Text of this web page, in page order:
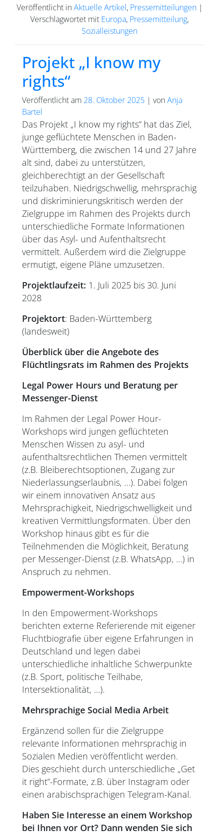
Veröffentlicht inAktuelle Artikel, Pressemitteilungen|
Verschlagwortet mit Europa, Pressemitteilung,
Sozialleistungen
Projekt „I know my
rights“
Veröffentlicht am 28. Oktober 2025 | vonAnja
Bartel
Das Projekt „I know my rights“ hat das Ziel,
junge geflüchtete Menschen in Baden-
Württemberg, die zwischen 14 und 27 Jahre
alt sind, dabei zu unterstützen,
gleichberechtigt an der Gesellschaft
teilzuhaben. Niedrigschwellig, mehrsprachig
und diskriminierungskritisch werden der
Zielgruppe im Rahmen des Projekts durch
unterschiedliche Formate Informationen
über das Asyl- und Aufenthaltsrecht
vermittelt. Außerdem wird die Zielgruppe
ermutigt, eigene Pläne umzusetzen.
Projektlaufzeit: 1. Juli 2025 bis 30. Juni
2028
Projektort: Baden-Württemberg
(landesweit)
Überblick über die Angebote des
Flüchtlingsrats im Rahmen des Projekts
Legal Power Hours und Beratung per
Messenger-Dienst
Im Rahmen der Legal Power Hour-
Workshops wird jungen geflüchteten
Menschen Wissen zu asyl- und
aufenthaltsrechtlichen Themen vermittelt
(z.B. Bleiberechtsoptionen, Zugang zur
Niederlassungserlaubnis, …). Dabei folgen
wir einem innovativen Ansatz aus
Mehrsprachigkeit, Niedrigschwelligkeit und
kreativen Vermittlungsformaten. Über den
Workshop hinaus gibt es für die
Teilnehmenden die Möglichkeit, Beratung
per Messenger-Dienst (z.B. WhatsApp, …) in
Anspruch zu nehmen.
Empowerment-Workshops
In den Empowerment-Workshops
berichten externe Referierende mit eigener
Fluchtbiografie über eigene Erfahrungen in
Deutschland und legen dabei
unterschiedliche inhaltliche Schwerpunkte
(z.B. Sport, politische Teilhabe,
Intersektionalität, …).
Mehrsprachige Social Media Arbeit
Ergänzend sollen für die Zielgruppe
relevante Informationen mehrsprachig in
Sozialen Medien veröffentlicht werden.
Dies geschieht durch unterschiedliche „Get
it right“-Formate, z.B. über Instagram oder
einen arabischsprachigen Telegram-Kanal.
Haben Sie Interesse an einem Workshop
bei Ihnen vor Ort? Dann wenden Sie sich